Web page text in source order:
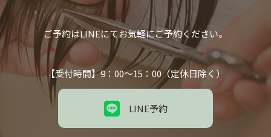
ご予約はLINEにてお気軽にご予約ください。
【受付時間】9：00～15：00（定休日除く）
LINE予約